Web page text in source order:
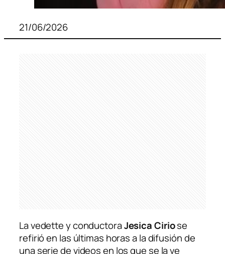
21/06/2026
La vedette y conductoraJesica Ciriose
refirió en las últimas horas a la difusión de
una serie de videos en los que se la ve